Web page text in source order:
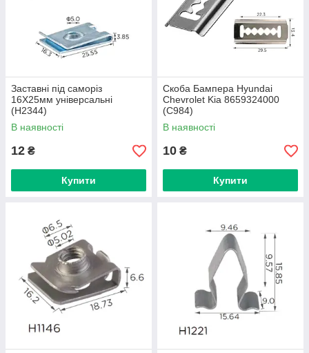
Заставні під саморіз
16Х25мм універсальні
(H2344)
В наявності
12 ₴
Купити
Скоба Бампера Hyundai
Chevrolet Kia 8659324000
(C984)
В наявності
10 ₴
Купити